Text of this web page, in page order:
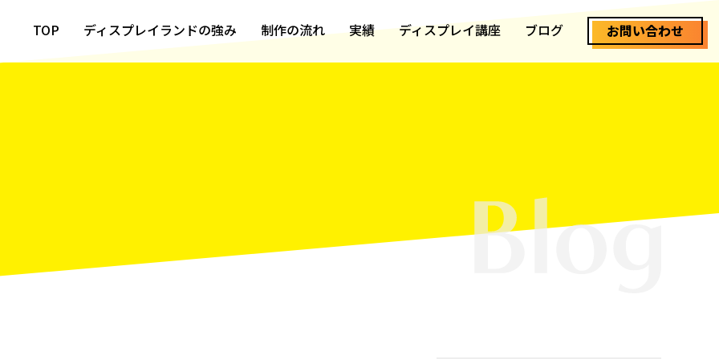
TOP ディスプレイランドの強み 制作の流れ 実績 ディスプレイ講座 ブログ お問い合わせ